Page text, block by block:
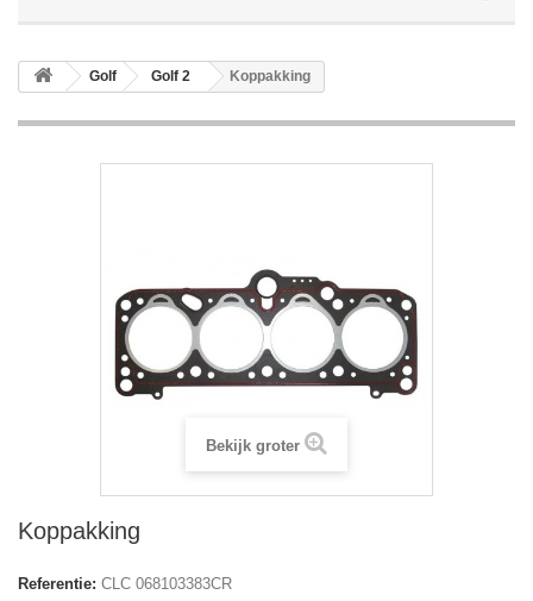
Golf Golf 2 Koppakking
Bekijk groter
Koppakking
Referentie: CLC 068103383CR